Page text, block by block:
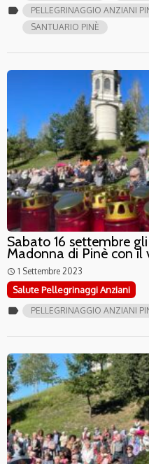
label
PELLEGRINAGGIO ANZIANI
SANTUARIO PINÈ
Sabato 16 settembre
Madonna di Pinè con il
access_time 1 Settembre 2023
Salute Pellegrinaggi Anziani
label PELLEGRINAGGIO ANZIANI